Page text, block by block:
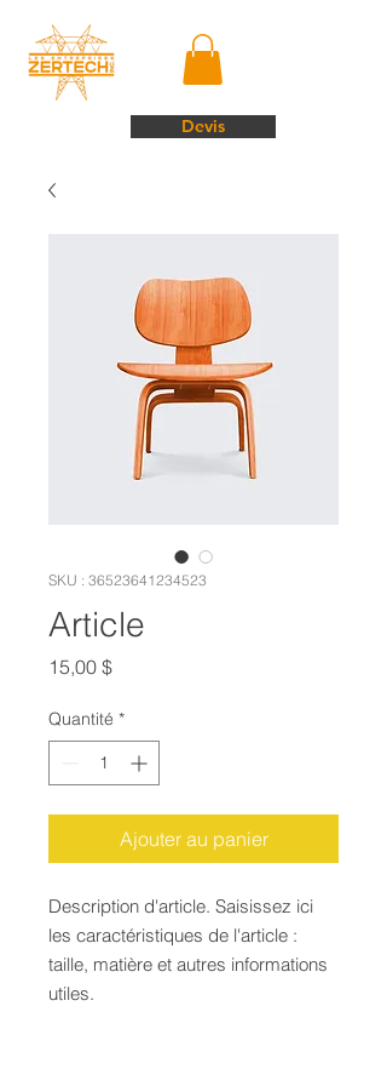
Devis
SKU : 36523641234523
Article
15,00 $Prix
Quantité *
Ajouter au panier
Description d'article. Saisissez ici
les caractéristiques de l'article :
taille, matière et autres informations
utiles.